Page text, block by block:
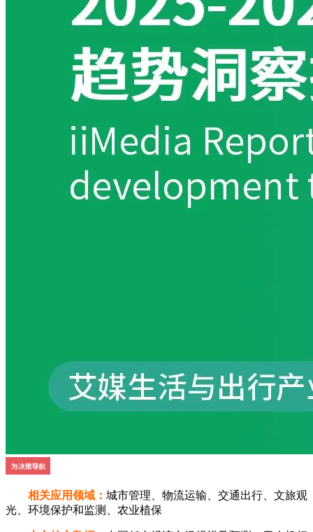
相关应用领域： 城市管理、物流运输、交通出行、文旅观
光、环境保护和监测、农业植保